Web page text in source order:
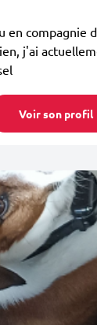
en compagnie
j'ai
Voir son profil